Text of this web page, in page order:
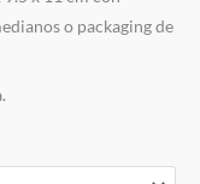
o packaging de